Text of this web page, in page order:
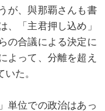
が、與那覇さんも書
、「主君押し込め」
の合議による決定に
よって、分離を超え
た。
単位での政治はあっ